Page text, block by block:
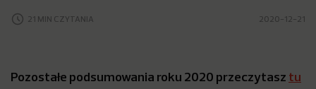
21 MIN CZYTANIA 2020-12-21
Pozostałe podsumowania roku 2020 przeczytasz tu